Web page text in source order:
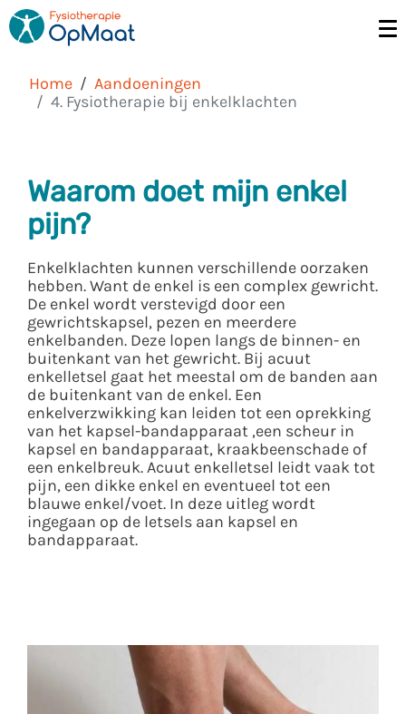
Home
Aandoeningen
4. Fysiotherapie bij enkelklachten
Waarom doet mijn enkel
pijn?
Enkelklachten kunnen verschillende oorzaken
hebben. Want de enkel is een complex gewricht.
De enkel wordt verstevigd door een
gewrichtskapsel, pezen en meerdere
enkelbanden. Deze lopen langs de binnen- en
buitenkant van het gewricht. Bij acuut
enkelletsel gaat het meestal om de banden aan
de buitenkant van de enkel. Een
enkelverzwikking kan leiden tot een oprekking
van het kapsel-bandapparaat ,een scheur in
kapsel en bandapparaat, kraakbeenschade of
een enkelbreuk. Acuut enkelletsel leidt vaak tot
pijn, een dikke enkel en eventueel tot een
blauwe enkel/voet. In deze uitleg wordt
ingegaan op de letsels aan kapsel en
bandapparaat.